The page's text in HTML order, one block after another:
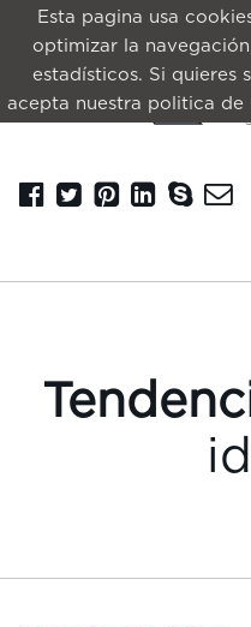
Esta pagina usa
optimizar la
estadísticos. Si quieres
acepta nuestra politica de